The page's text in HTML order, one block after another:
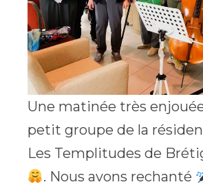
Une matinée très
petit groupe de la
Les Templitudes de
. Nous avons rechanté